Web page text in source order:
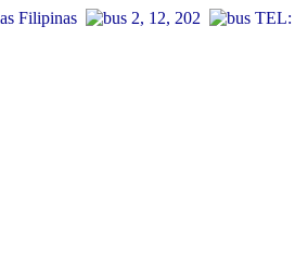
Filipinas 2, 12, 202 TEL: